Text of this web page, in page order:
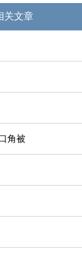
关文章
角被